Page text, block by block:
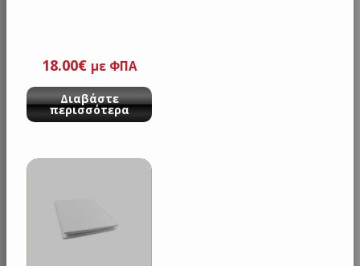
18.00€ με ΦΠΑ
Διαβάστε
περισσότερα